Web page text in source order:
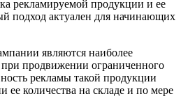
рекламируемой продукции и ее
подход актуален для начинающих
являются наиболее
продвижении ограниченного
рекламы такой продукции
ее количества на складе и по мере